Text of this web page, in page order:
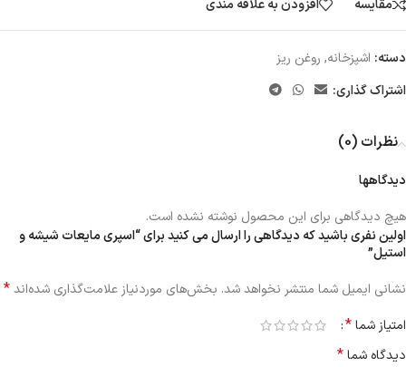
مقایسه
افزودن به علاقه مندی
دسته: اشپزخانه, روغن ریز
اشتراک گذاری:
نظرات (0)
دیدگاهها
هیچ دیدگاهی برای این محصول نوشته نشده است.
اولین نفری باشید که دیدگاهی را ارسال می کنید برای “اسپری مایعات شیشه و
استیل”
نشانی ایمیل شما منتشر نخواهد شد. بخش‌های موردنیاز علامت‌گذاری شده‌اند*
امتیاز شما*
دیدگاه شما*